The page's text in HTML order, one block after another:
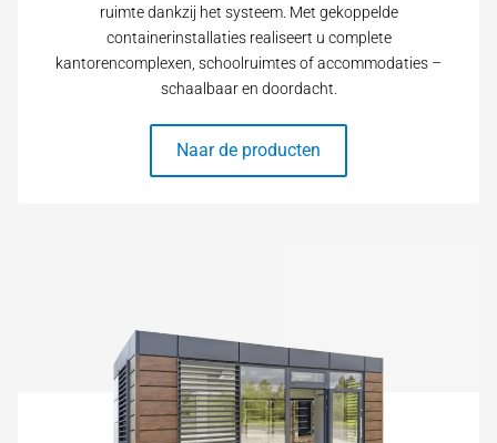
ruimte dankzij het systeem. Met gekoppelde
containerinstallaties realiseert u complete
kantorencomplexen, schoolruimtes of accommodaties –
schaalbaar en doordacht.
Naar de producten